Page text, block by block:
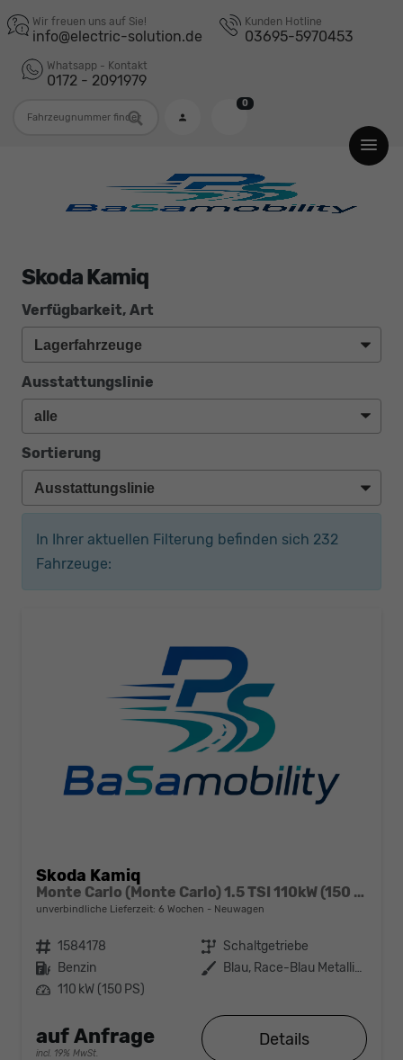
Wir freuen uns auf Sie!
info@electric-solution.de
Kunden Hotline
03695-5970453
Whatsapp - Kontakt
0172 - 2091979
0
Skoda Kamiq
Verfügbarkeit, Art
Ausstattungslinie
Sortierung
In Ihrer aktuellen Filterung befinden sich 232
Fahrzeuge:
Skoda Kamiq
Monte Carlo (Monte Carlo) 1.5 TSI 110kW (150 PS) 6-Gang Schaltgetriebe
unverbindliche Lieferzeit: 6 Wochen Neuwagen
Fahrzeugnr. 1584178 Getriebe Schaltgetriebe
Kraftstoff Benzin Außenfarbe
Blau, Race-Blau Metallic (8X)
Leistung 110 kW (150 PS)
auf Anfrage
incl. 19% MwSt.
Details